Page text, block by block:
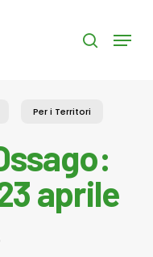
search
Menu
Per i Territori
aprile